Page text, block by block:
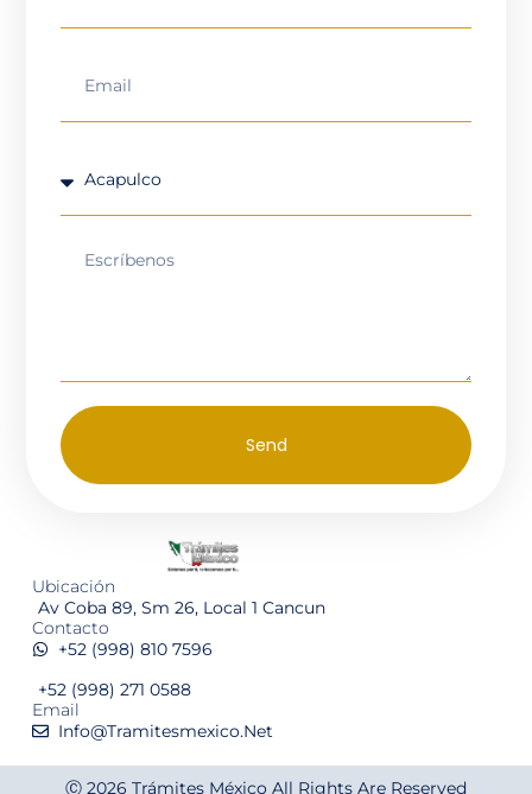
Send
Ubicación
Av Coba 89, Sm 26, Local 1 Cancun
Contacto
+52 (998) 810 7596
+52 (998) 271 0588
Email
Info@tramitesmexico.net
Ⓒ 2026 Trámites México All Rights Are Reserved